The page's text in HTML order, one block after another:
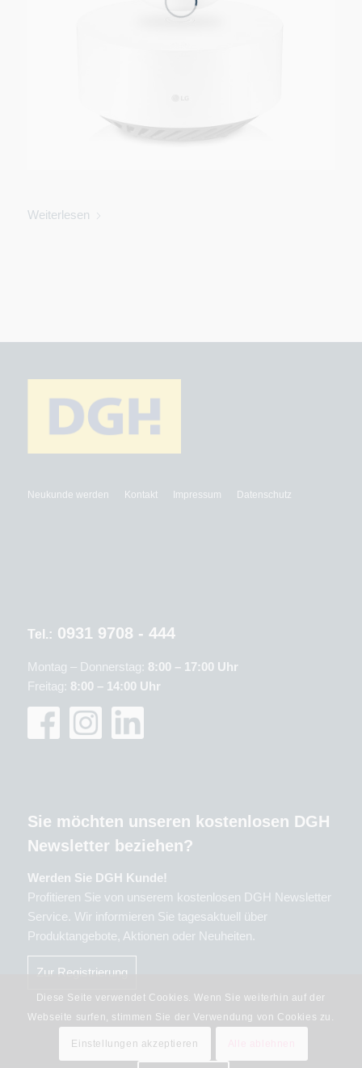
Weiterlesen
Neukunde werden Kontakt Impressum Datenschutz
Tel.: 0931 9708 - 444
Montag – Donnerstag: 8:00 – 17:00 Uhr
Freitag: 8:00 – 14:00 Uhr
Sie möchten unseren kostenlosen DGH
Newsletter beziehen?
Werden Sie DGH Kunde!
Profitieren Sie von unserem kostenlosen DGH Newsletter
Service. Wir informieren Sie tagesaktuell über
Produktangebote, Aktionen oder Neuheiten.
Zur Registrierung
Diese Seite verwendet Cookies. Wenn Sie weiterhin auf der
Webseite surfen, stimmen Sie der Verwendung von Cookies zu.
Einstellungen akzeptieren